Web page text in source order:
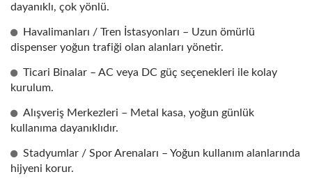
dayanıklı, çok yönlü.
Havalimanları / Tren İstasyonları – Uzun ömürlü
dispenser yoğun trafiği olan alanları yönetir.
Ticari Binalar – AC veya DC güç seçenekleri ile kolay
kurulum.
Alışveriş Merkezleri – Metal kasa, yoğun günlük
kullanıma dayanıklıdır.
Stadyumlar / Spor Arenaları – Yoğun kullanım alanlarında
hijyeni korur.